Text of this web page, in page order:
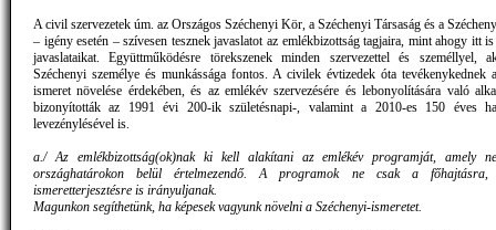
A civil szervezetek úm. az Országos Széchenyi Kör, a Széchenyi Társaság és a
– igény esetén – szívesen tesznek javaslatot az emlékbizottság tagjaira, mint ahogy itt
javaslataikat. Együttműködésre törekszenek minden szervezettel és személlyel,
Széchenyi személye és munkássága fontos. A civilek évtizedek óta tevékenykednek
ismeret növelése érdekében, és az emlékév szervezésére és lebonyolítására való
bizonyították az 1991 évi 200-ik születésnapi-, valamint a 2010-es 150 éves
levezénylésével is.
a./ Az emlékbizottság(ok)nak ki kell alakítani az emlékév programját, amely
országhatárokon belül értelmezendő. A programok ne csak a
ismeretterjesztésre is irányuljanak.
Magunkon segíthetünk, ha képesek vagyunk növelni a Széchenyi-ismeretet.